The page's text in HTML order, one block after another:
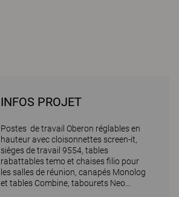
INFOS PROJET
Postes de travail Oberon réglables en
hauteur avec cloisonnettes screen-it,
sièges de travail 9554, tables
rabattables temo et chaises filio pour
les salles de réunion, canapés Monolog
et tables Combine, tabourets Neo...